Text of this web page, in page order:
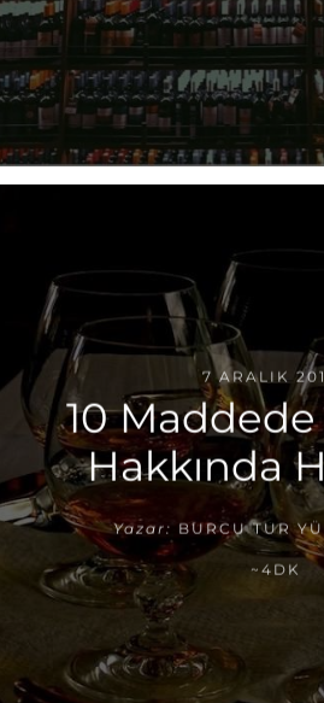
7 ARALIK
10
Hakkında
Yazar: BURCU TUR
~4DK